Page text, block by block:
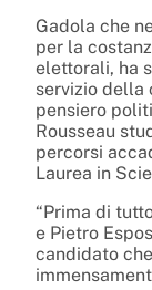
Gadola che
per la
elettorali, ha
servizio della
pensiero
Rousseau
percorsi
Laurea in
“Prima di
e Pietro
candidato